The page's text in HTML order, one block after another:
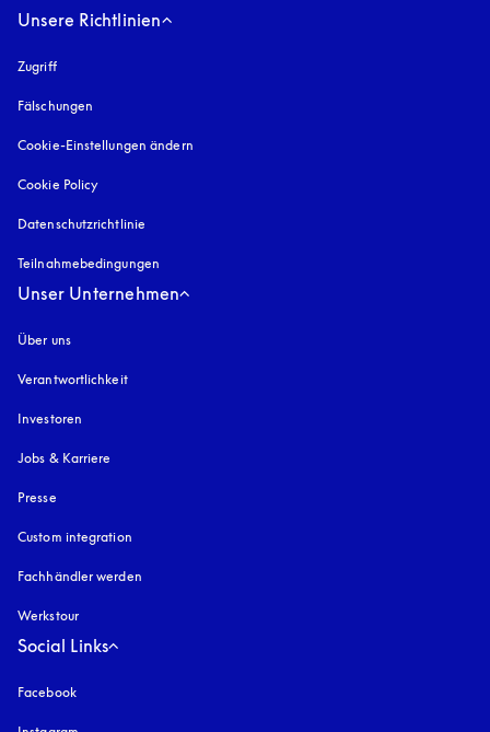
Unsere Richtlinien
Zugrifföffnet sich in einem neuen Tab
Fälschungen
Cookie-Einstellungen ändern
Cookie Policy
Datenschutzrichtlinie
Teilnahmebedingungen
Unser Unternehmen
Über uns
Verantwortlichkeit
Investoren
Jobs & Karriere
Presse
Custom integration
Fachhändler werden
Werkstour
Social Links
Facebook